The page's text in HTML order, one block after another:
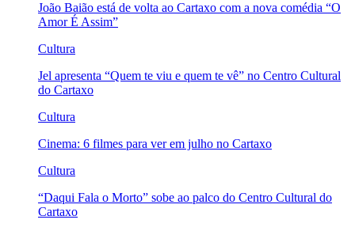
João Baião está de volta ao Cartaxo com a nova comédia “O
Amor É Assim”
Cultura
Jel apresenta “Quem te viu e quem te vê” no Centro Cultural
do Cartaxo
Cultura
Cinema: 6 filmes para ver em julho no Cartaxo
Cultura
“Daqui Fala o Morto” sobe ao palco do Centro Cultural do
Cartaxo